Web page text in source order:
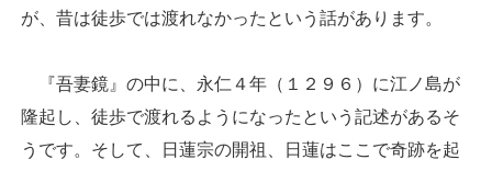
が、昔は徒歩では渡れなかったという話があります。
『吾妻鏡』の中に、永仁４年（１２９６）に江ノ島が
隆起し、徒歩で渡れるようになったという記述があるそ
うです。そして、日蓮宗の開祖、日蓮はここで奇跡を起